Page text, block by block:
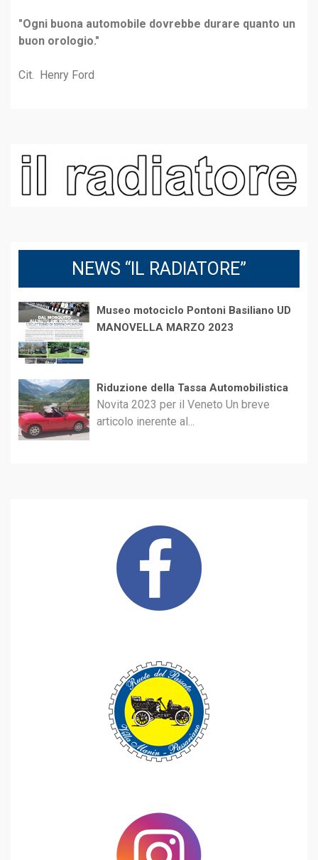
"Ogni buona automobile dovrebbe durare quanto un
buon orologio."
Cit. Henry Ford
NEWS “IL RADIATORE”
Museo motociclo Pontoni Basiliano UD
MANOVELLA MARZO 2023
Riduzione della Tassa Automobilistica
Novita 2023 per il Veneto Un breve
articolo inerente al...